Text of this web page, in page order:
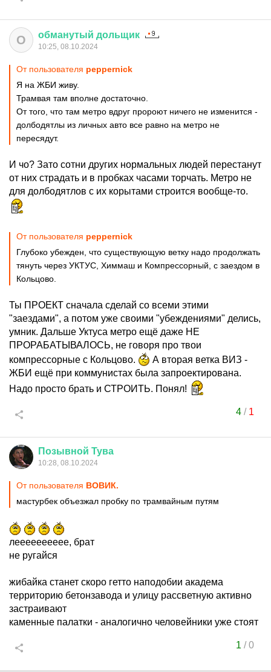
О обманутый дольщик
10:25, 08.10.2024
От пользователя peppernick
Я на ЖБИ живу.
Трамвая там вполне достаточно.
От того, что там метро вдруг пророют ничего не изменится -
долбодятлы из личных авто все равно на метро не
пересядут.
И чо? Зато сотни других нормальных людей перестанут
от них страдать и в пробках часами торчать. Метро не
для долбодятлов с их корытами строится вообще-то.
От пользователя peppernick
Глубоко убежден, что существующую ветку надо продолжать
тянуть через УКТУС, Химмаш и Компрессорный, с заездом в
Кольцово.
Ты ПРОЕКТ сначала сделай со всеми этими
"заездами", а потом уже своими "убеждениями" делись,
умник. Дальше Уктуса метро ещё даже НЕ
ПРОРАБАТЫВАЛОСЬ, не говоря про твои
компрессорные с Кольцово.
А вторая ветка ВИЗ -
ЖБИ ещё при коммунистах была запроектирована.
Надо просто брать и СТРОИТЬ. Понял!
4/ 1
Позывной Тува
10:28, 08.10.2024
От пользователя ВОВИК.
мастурбек объезжал пробку по трамвайным путям
лееееееееее, брат
не ругайся
жибайка станет скоро гетто наподобии академа
территорию бетонзавода и улицу рассветную активно
застраивают
каменные палатки - аналогично человейники уже стоят
1 /0